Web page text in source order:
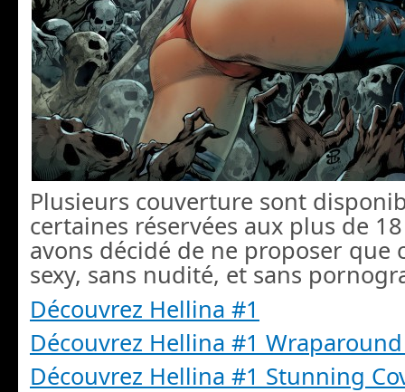
Plusieurs couverture sont
certaines réservées aux plus de
avons décidé de ne proposer que
sexy, sans nudité, et sans
Découvrez Hellina #1
Découvrez Hellina #1
Découvrez Hellina #1 Stunning